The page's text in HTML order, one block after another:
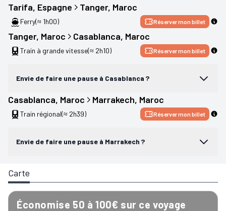
Tarifa, Espagne Tanger, Maroc
Ferry(≈ 1h00) Réserver mon billet
Tanger, Maroc Casablanca, Maroc
Train à grande vitesse(≈ 2h10) Réserver mon billet
Envie de faire une pause à Casablanca ?
Casablanca, Maroc Marrakech, Maroc
Train régional(≈ 2h39) Réserver mon billet
Envie de faire une pause à Marrakech ?
Carte
Économise 50 à 100€ sur ce voyage